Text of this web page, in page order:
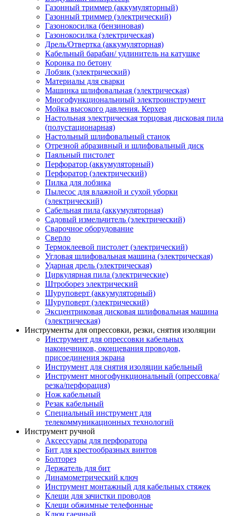
Газонный триммер (аккумуляторный)
Газонный триммер (электрический)
Газонокосилка (бензиновая)
Газонокосилка (электрическая)
Дрель/Отвертка (аккумуляторная)
Кабельный барабан/ удлинитель на катушке
Коронка по бетону
Лобзик (электрический)
Материалы для сварки
Машинка шлифовальная (электрическая)
Многофункциональниый электроинструмент
Мойка высокого давления. Керхер
Настольная электрическая торцовая дисковая пила
(полустационарная)
Настольный шлифовальный станок
Отрезной абразивный и шлифовальный диск
Паяльный пистолет
Перфоратор (аккумуляторный)
Перфоратор (электрический)
Пилка для лобзика
Пылесос для влажной и сухой уборки
(электрический)
Сабельная пила (аккумуляторная)
Садовый измельчитель (электрический)
Сварочное оборудование
Сверло
Термоклеевой пистолет (электрический)
Угловая шлифовальная машина (электрическая)
Ударная дрель (электрическая)
Циркулярная пила (электрические)
Штроборез электрический
Шуруповерт (аккумуляторный)
Шуруповерт (электрический)
Эксцентриковая дисковая шлифовальная машина
(электрическая)
Инструменты для опрессовки, резки, снятия изоляции
Инструмент для опрессовки кабельных
наконечников, оконцевания проводов,
присоединения экрана
Инструмент для снятия изоляции кабельный
Инструмент многофункциональный (опрессовка/
резка/перфорация)
Нож кабельный
Резак кабельный
Специальный инструмент для
телекоммуникационных технологий
Инструмент ручной
Аксессуары для перфоратора
Бит для крестообразных винтов
Болторез
Держатель для бит
Динамометрический ключ
Инструмент монтажный для кабельных стяжек
Клещи для зачистки проводов
Клещи обжимные телефонные
Ключ гаечный